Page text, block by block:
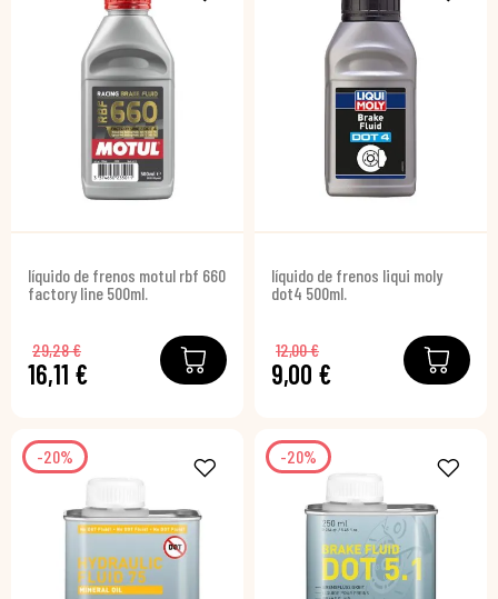
líquido de frenos motul rbf 660
factory line 500ml.
16,11 €
29,28 €
líquido de frenos liqui moly
dot4 500ml.
9,00 €
12,00 €
-20% -20%